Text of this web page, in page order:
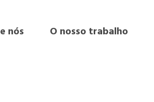
nós O nosso trabalho